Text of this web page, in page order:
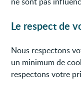
Le respect de
Nous respectons
un minimum de
respectons votre